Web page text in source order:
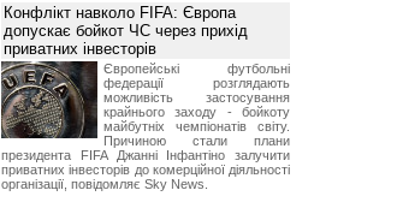
Конфлікт навколо FIFA: Європа
допускає бойкот ЧС через прихід
приватних інвесторів
Європейські футбольні
федерації розглядають
можливість застосування
крайнього заходу - бойкоту
майбутніх чемпіонатів світу.
Причиною стали плани
президента FIFA Джанні Інфантіно залучити
приватних інвесторів до комерційної діяльності
організації, повідомляє Sky News.